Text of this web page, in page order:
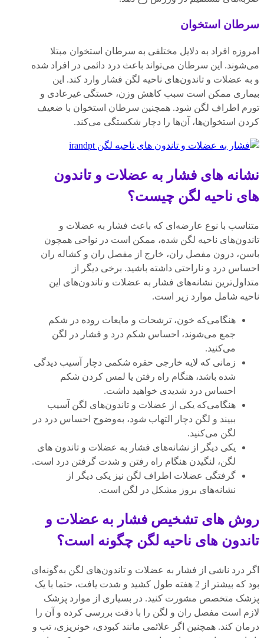
سرطان استخوان
امروزه افراد به دلایل مختلفی به سرطان استخوان مبتلا
می‌شوند. این سرطان می‌تواند باعث درد دائمی در افراد شده
و به عضلات و تاندون‌های ناحیه لگن فشار وارد کند. این
بیماری ممکن است سبب کاهش وزن، خستگی غیرعادی و
تورم اطراف لگن شود. همچنین سرطان استخوان با ضعیف
کردن استخوان‌ها، آن‌ها را دچار شکستگی می‌کند.
نشانه های فشار به عضلات و تاندون
های ناحیه لگن چیست؟
متناسب با نوع عارضه‌ای که باعث فشار به عضلات و
تاندون‌های ناحیه لگن شده‌، ممکن است در نواحی همچون
باسن، درون مفصل ران، خارج از مفصل ران و کشاله ران
احساس درد و ناراحتی داشته باشید. برخی دیگر از
متداول‌ترین نشانه‌های فشار به عضلات و تاندون‌های این
ناحیه شامل موارد زیر است.
هنگامی‌که خون، ترشحات و مایعات روده در شکم
جمع می‌شوند، احساس شکم درد و فشار در لگن
می‌کنید.
زمانی که لایه خارجی حفره شکمی دچار آسیب دیدگی
شده باشد، هنگام راه رفتن یا لمس کردن شکم
احساس درد شدیدی خواهید داشت.
هنگامی‌که یکی از عضلات و تاندون‌های لگن آسیب
ببیند و لگن دچار التهاب شود، به‌وضوح احساس درد در
لگن می‌کنید.
یکی دیگر از نشانه‌های فشار به عضلات و تاندون های
لگن، لنگیدن هنگام راه رفتن و شدت گرفتن درد است.
گرفتگی عضلات اطراف لگن نیز یکی دیگر از
نشانه‌های بروز مشکل در لگن است.
روش های تشخیص فشار به عضلات و
تاندون های ناحیه لگن چگونه است؟
اگر درد ناشی از فشار به عضلات و تاندون‌های لگن به‌گونه‌ای
بود که بیشتر از 2 هفته طول کشید و شدت یافت، حتما با یک
پزشک متخصص مشورت کنید. در بسیاری از موارد پزشک
لازم است مفصل ران و لگن را با دقت بررسی کرده و آن را
درمان کند. همچنین اگر علائمی مانند کبودی، خونریزی، تب و